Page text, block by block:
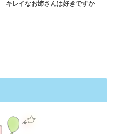
キレイなお姉さんは好きですか